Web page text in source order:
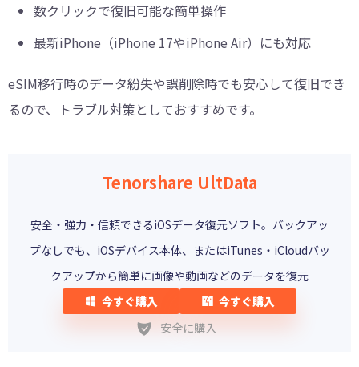
数クリックで復旧可能な簡単操作
最新iPhone（iPhone 17やiPhone Air）にも対応
eSIM移行時のデータ紛失や誤削除時でも安心して復旧でき
るので、トラブル対策としておすすめです。
Tenorshare UltData
安全・強力・信頼できるiOSデータ復元ソフト。バックアッ
プなしでも、iOSデバイス本体、またはiTunes・iCloudバッ
クアップから簡単に画像や動画などのデータを復元
今すぐ購入
今すぐ購入
安全に購入